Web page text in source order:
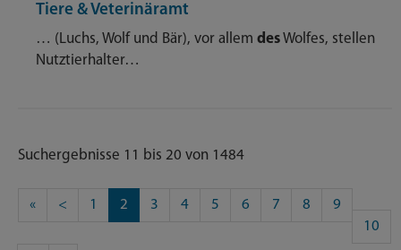
Tiere & Veterinäramt
… (Luchs, Wolf und Bär), vor allem desWolfes, stellen
Nutztierhalter…
Suchergebnisse 11 bis 20 von 1484
« < 1 2 3 4 5 6 7 8
9
10